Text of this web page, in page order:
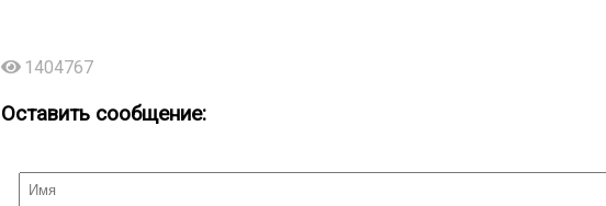
1404767
Оставить сообщение: